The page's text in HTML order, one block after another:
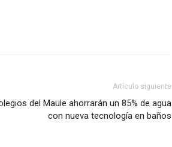
Artículo siguiente
del Maule ahorrarán un 85% de agua
con nueva tecnología en baños